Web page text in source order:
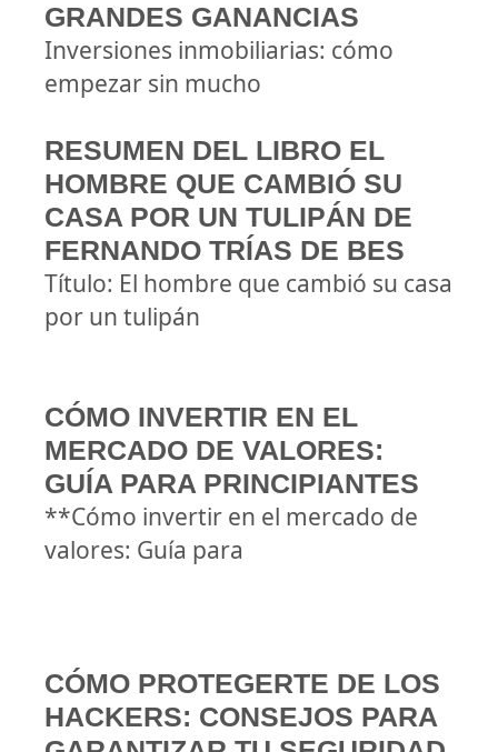
GRANDES GANANCIAS
Inversiones inmobiliarias: cómo
empezar sin mucho
RESUMEN DEL LIBRO EL
HOMBRE QUE CAMBIÓ SU
CASA POR UN TULIPÁN DE
FERNANDO TRÍAS DE BES
Título: El hombre que cambió su casa
por un tulipán
CÓMO INVERTIR EN EL
MERCADO DE VALORES:
GUÍA PARA PRINCIPIANTES
**Cómo invertir en el mercado de
valores: Guía para
CÓMO PROTEGERTE DE LOS
HACKERS: CONSEJOS PARA